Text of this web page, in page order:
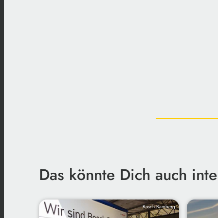
Das könnte Dich auch
Bosch Bamberg